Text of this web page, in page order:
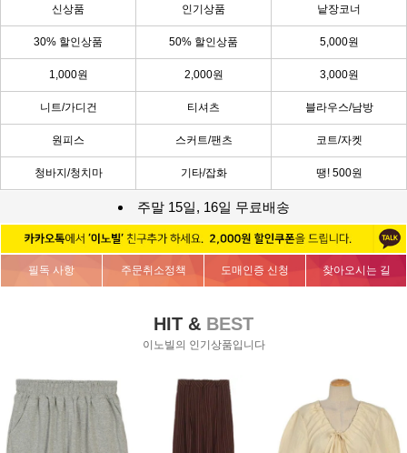
신상품 인기상품 낱장코너
30% 할인상품 50% 할인상품 5,000원
1,000원 2,000원 3,000원
니트/가디건 티셔츠 블라우스/남방
원피스 스커트/팬츠 코트/자켓
청바지/청치마 기타/잡화 땡! 500원
주말 15일, 16일 무료배송
필독 사항 주문취소정책 도매인증 신청 찾아오시는 길
HIT & BEST
이노빌의 인기상품입니다